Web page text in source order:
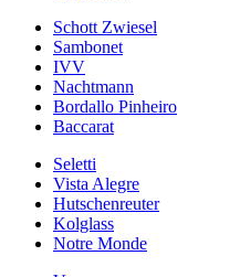
Schott Zwiesel
Sambonet
IVV
Nachtmann
Bordallo Pinheiro
Baccarat
Seletti
Vista Alegre
Hutschenreuter
Kolglass
Notre Monde